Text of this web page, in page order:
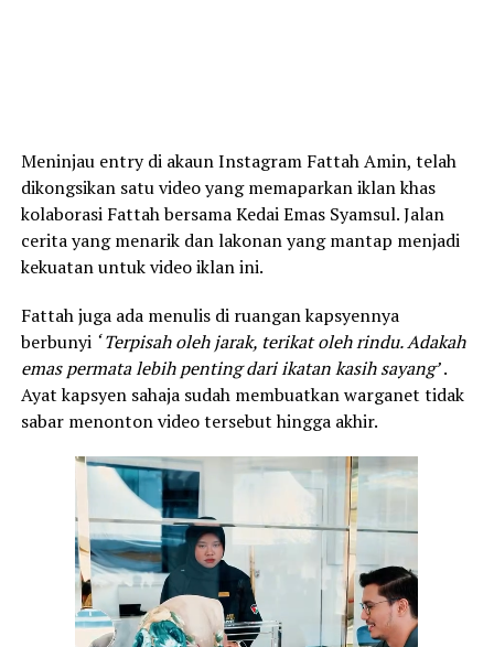
Meninjau entry di akaun Instagram Fattah Amin, telah
dikongsikan satu video yang memaparkan iklan khas
kolaborasi Fattah bersama Kedai Emas Syamsul. Jalan
cerita yang menarik dan lakonan yang mantap menjadi
kekuatan untuk video iklan ini.
Fattah juga ada menulis di ruangan kapsyennya
berbunyi‘ Terpisah oleh jarak, terikat oleh rindu. Adakah
emas permata lebih penting dari ikatan kasih sayang’.
Ayat kapsyen sahaja sudah membuatkan warganet tidak
sabar menonton video tersebut hingga akhir.